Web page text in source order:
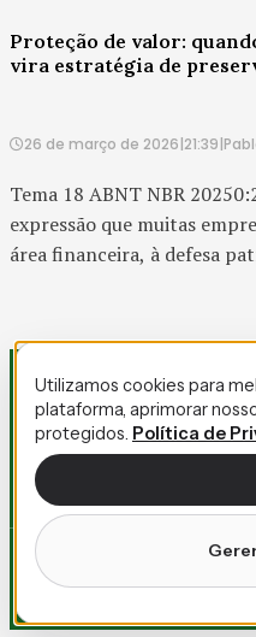
Proteção de valor:
vira estratégia de
26 de março de 2026|21:39|
Tema 18 ABNT NBR
expressão que muitas
área financeira, à defesa
Política de Privacidade
Copyright © 2026 -
Utilizamos cookies para
plataforma, aprimorar
protegidos. Política de